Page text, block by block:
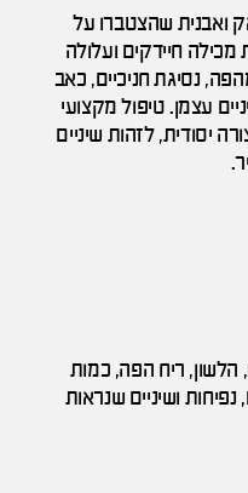
ואבנית שהצטברו על
מכילה חיידקים ועלולה
נסיגת חניכיים, כאב
עצמן. טיפול מקצועי
יסודית, לזהות שיניים
הלשון, ריח הפה, כמות
נפיחות ושיניים שנראות